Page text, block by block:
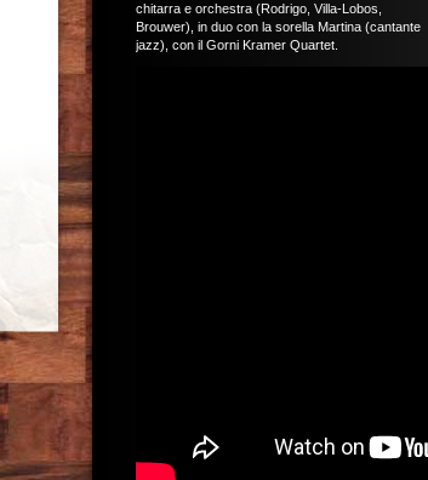
chitarra e orchestra (Rodrigo, Villa-Lobos,
Brouwer), in duo con la sorella Martina (cantante
jazz), con il Gorni Kramer Quartet.